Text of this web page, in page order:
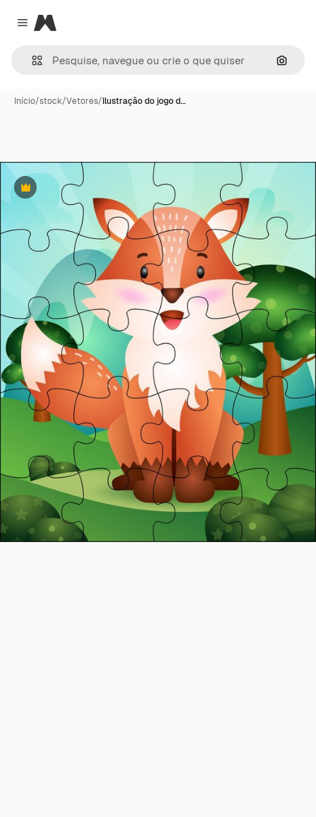
Close menu
Magnific
Início/stock/Vetores/Ilustração do jogo d…
Premium